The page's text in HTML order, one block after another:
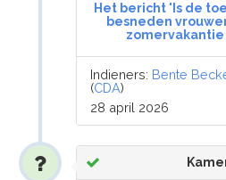
Het bericht 'Is de
besneden
Indieners: Bente
(CDA)
28 april 2026